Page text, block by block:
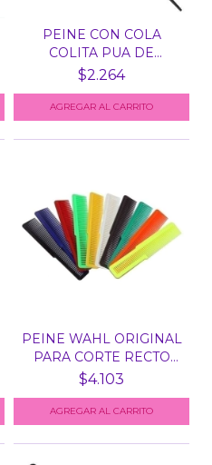
PEINE CON COLA
COLITA PUA DE
CARBONO NEG...
$2.264
PEINE WAHL ORIGINAL
PARA CORTE RECTO
CON...
$4.103